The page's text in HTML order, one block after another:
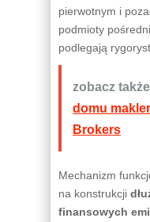
pierwotnym i
podmioty
podlegają
zobacz
domu
Brokers
Mechanizm
na konstrukcji
finansowych